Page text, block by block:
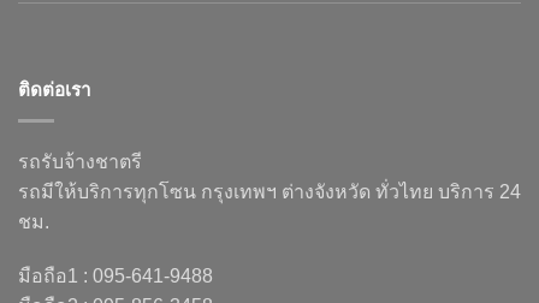
ติดต่อเรา
รถรับจ้างชาตรี
รถมีให้บริการทุกโซน กรุงเทพฯ ต่างจังหวัด ทั่วไทย บริการ 24
ชม.
มือถือ1 : 095-641-9488